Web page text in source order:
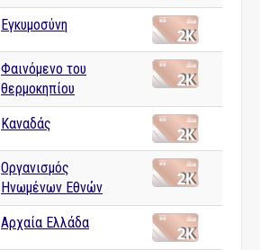
Εγκυμοσύνη
Φαινόμενο του
θερμοκηπίου
Καναδάς
Οργανισμός
Ηνωμένων Εθνών
Αρχαία Ελλάδα